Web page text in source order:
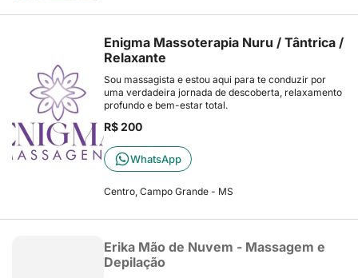
Enigma Massoterapia Nuru / Tântrica /
Relaxante
Sou massagista e estou aqui para te conduzir por
uma verdadeira jornada de descoberta, relaxamento
profundo e bem-estar total.
R$ 200
WhatsApp
Centro, Campo Grande - MS
Erika Mão de Nuvem - Massagem e
Depilação